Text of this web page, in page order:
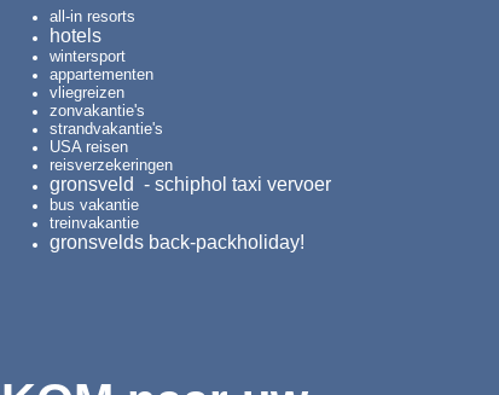
all-in resorts
hotels
wintersport
appartementen
vliegreizen
zonvakantie's
strandvakantie's
USA reisen
reisverzekeringen
gronsveld - schiphol taxi vervoer
bus vakantie
treinvakantie
gronsvelds back-packholiday!